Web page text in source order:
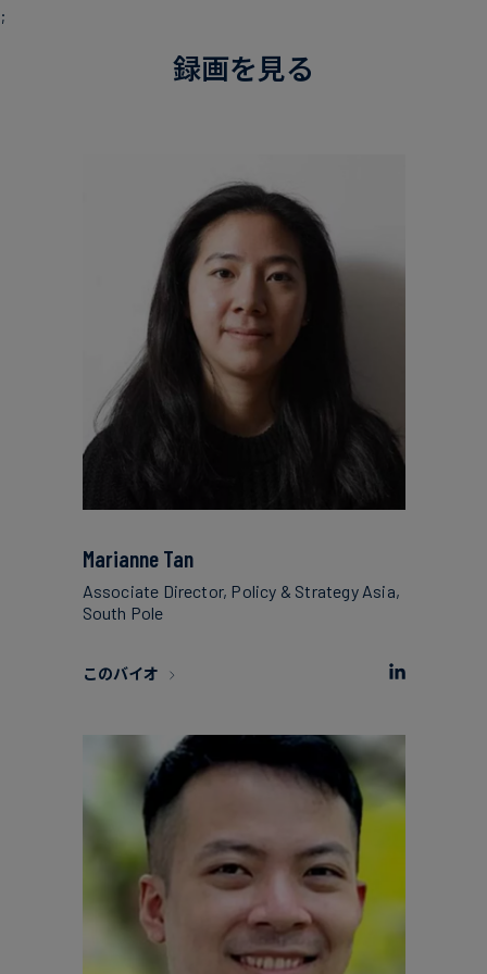
;
録画を見る
Marianne Tan
Associate Director, Policy & Strategy Asia,
South Pole
このバイオ